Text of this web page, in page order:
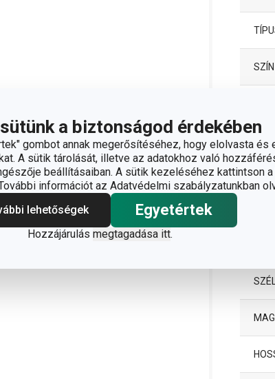
a biztonságod érdekében
gombot annak megerősítéséhez, hogy elolvasta és
A sütik tárolását, illetve az adatokhoz való
beállításaiban. A sütik kezeléséhez kattintson
információt az Adatvédelmi szabályzatunkban
lehetőségek
Egyetértek
Hozzájárulás megtagadása itt.
SZÍN
EAN
A